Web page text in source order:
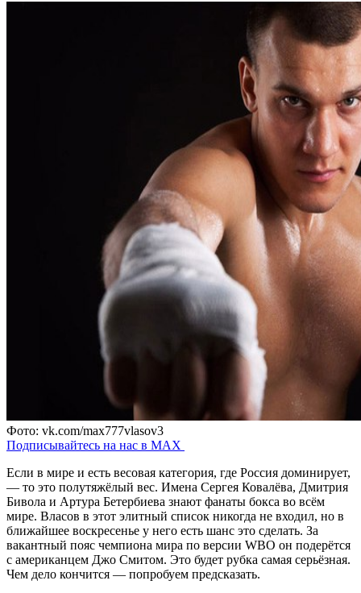
Фото: vk.com/max777vlasov3
Подписывайтесь на нас в MAX
Если в мире и есть весовая категория, где Россия доминирует,
— то это полутяжёлый вес. Имена Сергея Ковалёва, Дмитрия
Бивола и Артура Бетербиева знают фанаты бокса во всём
мире. Власов в этот элитный список никогда не входил, но в
ближайшее воскресенье у него есть шанс это сделать. За
вакантный пояс чемпиона мира по версии WBO он подерётся
с американцем Джо Смитом. Это будет рубка самая серьёзная.
Чем дело кончится — попробуем предсказать.